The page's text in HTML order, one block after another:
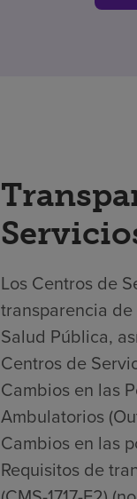
Los Centros de
transparencia
Salud Pública,
Centros de
Cambios en las
Ambulatorios
Cambios en las
Requisitos de